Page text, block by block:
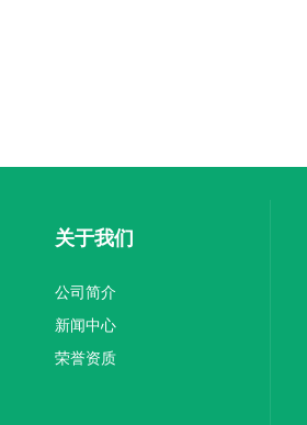
关于我们
公司简介
新闻中心
荣誉资质